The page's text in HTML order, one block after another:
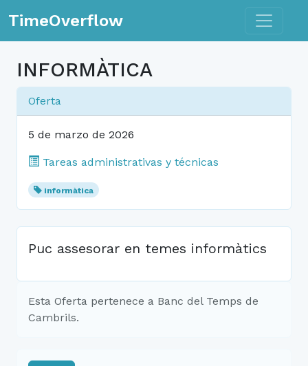
TimeOverflow Toggle
INFORMÀTICA
Oferta
5 de marzo de 2026
Tareas administrativas y técnicas
informàtica
Puc assesorar en temes informàtics
Esta Oferta pertenece a Banc del Temps de
Cambrils.